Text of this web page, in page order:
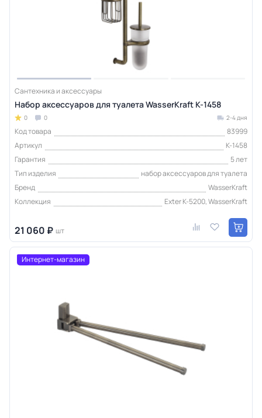
Сантехника и аксессуары
Набор аксессуаров для туалета WasserKraft K-1458
0 0 2-4 дня
Код товара
83999
Артикул
K-1458
Гарантия
5 лет
Тип изделия
набор аксессуаров для туалета
Бренд
WasserKraft
Коллекция
Exter K-5200, WasserKraft
21 060 ₽ шт
Интернет-магазин